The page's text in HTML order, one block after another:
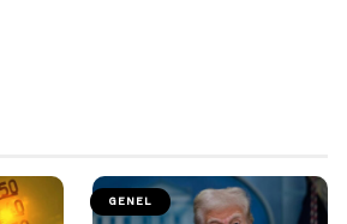
GENEL